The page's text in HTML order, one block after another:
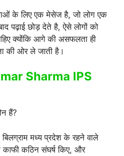
के लिए एक मेसेज है, जो लोग एक
पढ़ाई छोड़ देते है, ऐसे लोगों को
क्योंकि आगे की असफलता ही
की ओर ले जाती है।
Sharma IPS
हैं?
मध्य प्रदेश के रहने वाले
काफी कठिन संघर्ष किए, और